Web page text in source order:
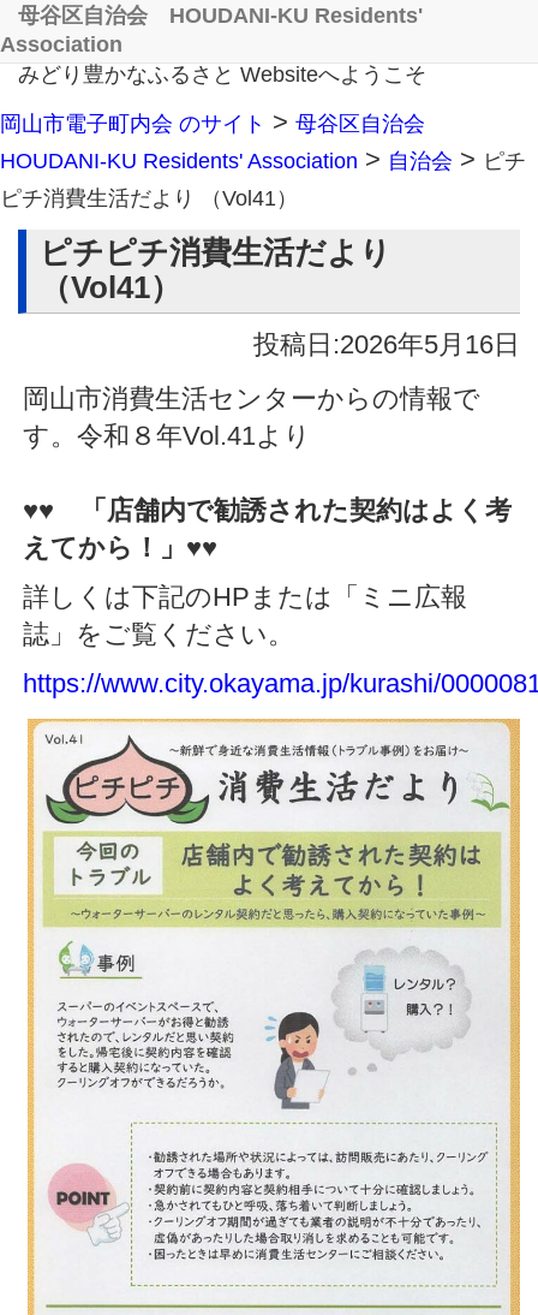
みどり豊かなふるさと Websiteへようこそ
母谷区自治会 HOUDANI-KU Residents'
Association
岡山市電子町内会 のサイト > 母谷区自治会
HOUDANI-KU Residents' Association > 自治会 > ピチ
ピチ消費生活だより （Vol41）
ピチピチ消費生活だより
（Vol41）
投稿日:2026年5月16日
岡山市消費生活センターからの情報で
す。令和８年Vol.41より
♥♥ 「店舗内で勧誘された契約はよく考
えてから！」 ♥♥
詳しくは下記のHPまたは「ミニ広報
誌」をご覧ください。
https://www.city.okayama.jp/kurashi/